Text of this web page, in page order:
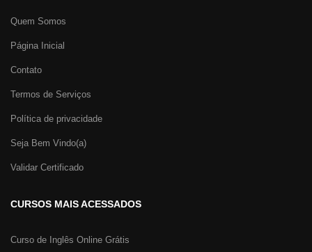
Quem Somos
Página Inicial
Contato
Termos de Serviços
Política de privacidade
Seja Bem Vindo(a)
Validar Certificado
CURSOS MAIS ACESSADOS
Curso de Inglês Online Grátis